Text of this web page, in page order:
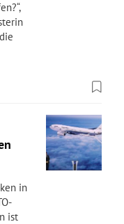
in
ist